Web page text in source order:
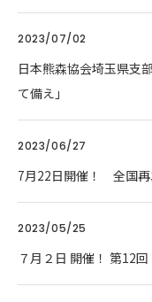
2023/07/02
日本熊森協会埼玉県支
て備え」
2023/06/27
7月22日開催！ 全国再
2023/05/25
７月２日 開催！ 第12